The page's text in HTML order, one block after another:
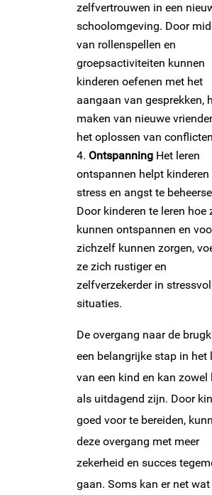
zelfvertrouwen in een
schoolomgeving. Door
van rollenspellen en
groepsactiviteiten kunnen
kinderen oefenen met het
aangaan van gesprekken,
maken van nieuwe
het oplossen van
OntspanningHet leren
ontspannen helpt kinderen
stress en angst te
Door kinderen te leren hoe
kunnen ontspannen en
zichzelf kunnen zorgen,
ze zich rustiger en
zelfverzekerder in
situaties.
De overgang naar de
een belangrijke stap in het
van een kind en kan zowel
als uitdagend zijn. Door
goed voor te bereiden,
deze overgang met meer
zekerheid en succes
gaan. Soms kan er net wat